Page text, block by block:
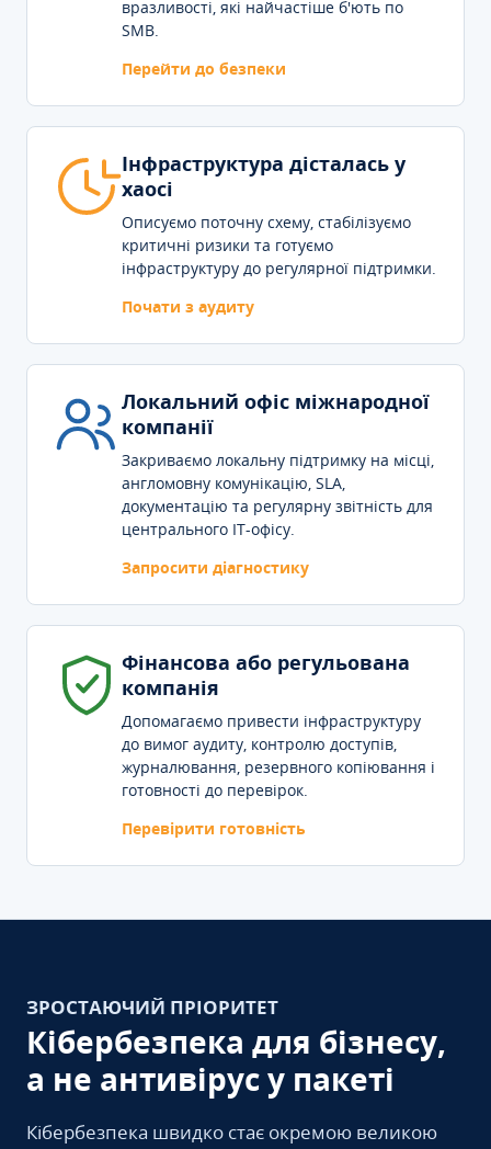
вразливості, які найчастіше б'ють по
SMB.
Перейти до безпеки
Інфраструктура дісталась у
хаосі
Описуємо поточну схему, стабілізуємо
критичні ризики та готуємо
інфраструктуру до регулярної підтримки.
Почати з аудиту
Локальний офіс міжнародної
компанії
Закриваємо локальну підтримку на місці,
англомовну комунікацію, SLA,
документацію та регулярну звітність для
центрального IT-офісу.
Запросити діагностику
Фінансова або регульована
компанія
Допомагаємо привести інфраструктуру
до вимог аудиту, контролю доступів,
журналювання, резервного копіювання і
готовності до перевірок.
Перевірити готовність
ЗРОСТАЮЧИЙ ПРІОРИТЕТ
Кібербезпека для бізнесу,
а не антивірус у пакеті
Кібербезпека швидко стає окремою великою